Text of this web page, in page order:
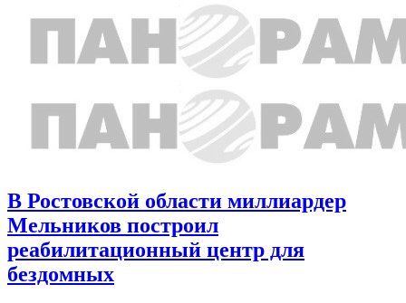
В Ростовской области миллиардер
Мельников построил
реабилитационный центр для
бездомных